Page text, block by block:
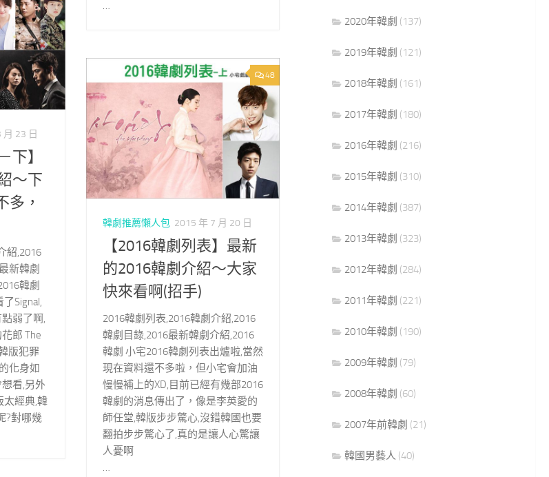
…
月 23 日
下】
～下
多，
紹,2016
新韓劇
韓劇
Signal,
弱了啊,
郎 The
版犯罪
化身如
看,另外
太經典,韓
?對哪幾
48
韓劇推薦懶人包 2015 年 7 月 20 日
【2016韓劇列表】最新
的2016韓劇介紹～大家
快來看啊(招手)
2016韓劇列表,2016韓劇介紹,2016
韓劇目錄,2016最新韓劇介紹,2016
韓劇 小宅2016韓劇列表出爐啦,當然
現在資料還不多啦，但小宅會加油
慢慢補上的XD,目前已經有幾部2016
韓劇的消息傳出了，像是李英愛的
師任堂,韓版步步驚心,沒錯韓國也要
翻拍步步驚心了,真的是讓人心驚讓
人憂啊
…
2020年韓劇 (137)
2019年韓劇 (121)
2018年韓劇 (161)
2017年韓劇 (180)
2016年韓劇 (216)
2015年韓劇 (310)
2014年韓劇 (387)
2013年韓劇 (323)
2012年韓劇 (284)
2011年韓劇 (221)
2010年韓劇 (190)
2009年韓劇 (79)
2008年韓劇 (60)
2007年前韓劇 (21)
韓國男藝人 (40)